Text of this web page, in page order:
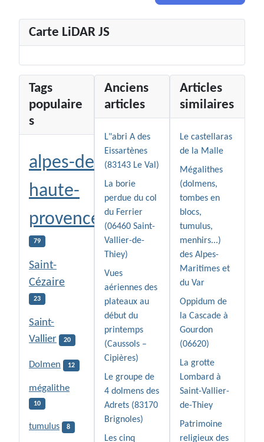
Carte LiDAR JS
Tags
populaire
s
alpes-de-
haute-
provence
79
Saint-
Cézaire
23
Saint-
Vallier
20
Dolmen 12
mégalithe
10
tumulus 8
Anciens
articles
L"abri A des
Eissartènes
(83143 Le Val)
La borie
perdue du col
du Ferrier
(06460 Saint-
Vallier-de-
Thiey)
Vues
aériennes des
plateaux au
début du
printemps
(Caussols –
Cipières)
Le groupe de
4 dolmens des
Adrets (83170
Brignoles)
Les cinq
Articles
similaires
Le castellaras
de la Malle
Mégalithes
(dolmens,
tombes en
blocs,
tumulus,
menhirs...)
des Alpes-
Maritimes et
du Var
Oppidum de
la Cascade à
Gourdon
(06620)
La grotte
Lombard à
Saint-Vallier-
de-Thiey
Patrimoine
religieux des